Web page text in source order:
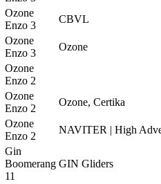
Ozone
Enzo 3
CBVL
Ozone
Enzo 3
Ozone
Ozone
Enzo 2
Ozone
Enzo 2
Ozone, Certika
Ozone
Enzo 2
NAVITER | High
Gin
Boomerang
11
GIN Gliders